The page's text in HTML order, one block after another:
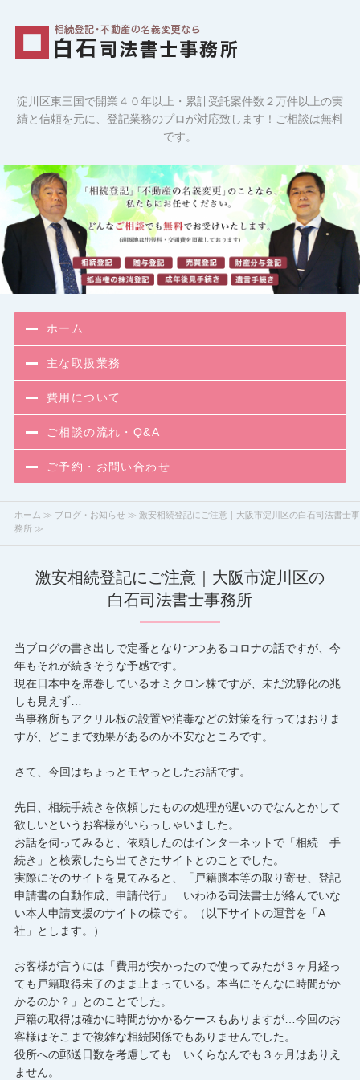
淀川区東三国で開業４０年以上・累計受託案件数２万件以上の実
績と信頼を元に、登記業務のプロが対応致します！ご相談は無料
です。
ホーム
主な取扱業務
費用について
ご相談の流れ・Q&A
ご予約・お問い合わせ
ホーム ≫ ブログ・お知らせ≫ 激安相続登記にご注意｜大阪市淀川区の白石司法書士事
務所 ≫
激安相続登記にご注意｜大阪市淀川区の
白石司法書士事務所
当ブログの書き出しで定番となりつつあるコロナの話ですが、今
年もそれが続きそうな予感です。
現在日本中を席巻しているオミクロン株ですが、未だ沈静化の兆
しも見えず…
当事務所もアクリル板の設置や消毒などの対策を行ってはおりま
すが、どこまで効果があるのか不安なところです。
さて、今回はちょっとモヤっとしたお話です。
先日、相続手続きを依頼したものの処理が遅いのでなんとかして
欲しいというお客様がいらっしゃいました。
お話を伺ってみると、依頼したのはインターネットで「相続 手
続き」と検索したら出てきたサイトとのことでした。
実際にそのサイトを見てみると、「戸籍謄本等の取り寄せ、登記
申請書の自動作成、申請代行」…いわゆる司法書士が絡んでいな
い本人申請支援のサイトの様です。（以下サイトの運営を「A
社」とします。）
お客様が言うには「費用が安かったので使ってみたが３ヶ月経っ
ても戸籍取得未了のまま止まっている。本当にそんなに時間がか
かるのか？」とのことでした。
戸籍の取得は確かに時間がかかるケースもありますが…今回のお
客様はそこまで複雑な相続関係でもありませんでした。
役所への郵送日数を考慮しても…いくらなんでも３ヶ月はありえ
ません。